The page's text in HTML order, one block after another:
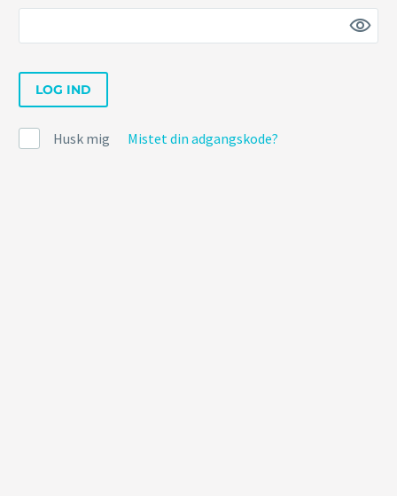
LOG IND
Husk mig Mistet din adgangskode?